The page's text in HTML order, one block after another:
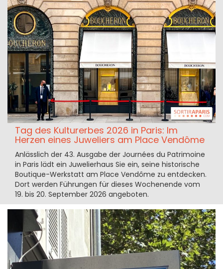
Tag des Kulturerbes 2026 in Paris: Im
Herzen eines Juweliers am Place Vendôme
Anlässlich der 43. Ausgabe der Journées du Patrimoine
in Paris lädt ein Juwelierhaus Sie ein, seine historische
Boutique-Werkstatt am Place Vendôme zu entdecken.
Dort werden Führungen für dieses Wochenende vom
19. bis 20. September 2026 angeboten.